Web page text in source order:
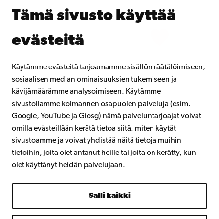
Tämä sivusto käyttää
evästeitä
Käytämme evästeitä tarjoamamme sisällön räätälöimiseen,
sosiaalisen median ominaisuuksien tukemiseen ja
kävijämäärämme analysoimiseen. Käytämme
sivustollamme kolmannen osapuolen palveluja (esim.
Google, YouTube ja Giosg) nämä palveluntarjoajat voivat
omilla evästeillään kerätä tietoa siitä, miten käytät
sivustoamme ja voivat yhdistää näitä tietoja muihin
tietoihin, joita olet antanut heille tai joita on kerätty, kun
olet käyttänyt heidän palvelujaan.
Salli kaikki
Intra
Facebook Instagram YouTube LinkedIn Blog Snapchat